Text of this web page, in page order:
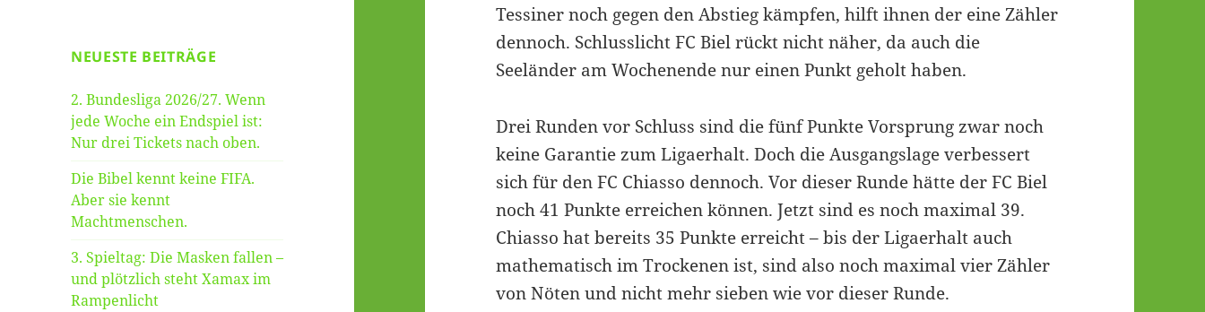
NEUESTE BEITRÄGE
2. Bundesliga 2026/27. Wenn
jede Woche ein Endspiel ist:
Nur drei Tickets nach oben.
Die Bibel kennt keine FIFA.
Aber sie kennt
Machtmenschen.
3. Spieltag: Die Masken fallen –
und plötzlich steht Xamax im
Rampenlicht
Tessiner noch gegen den Abstieg kämpfen, hilft ihnen der eine Zähler
dennoch. Schlusslicht FC Biel rückt nicht näher, da auch die
Seeländer am Wochenende nur einen Punkt geholt haben.
Drei Runden vor Schluss sind die fünf Punkte Vorsprung zwar noch
keine Garantie zum Ligaerhalt. Doch die Ausgangslage verbessert
sich für den FC Chiasso dennoch. Vor dieser Runde hätte der FC Biel
noch 41 Punkte erreichen können. Jetzt sind es noch maximal 39.
Chiasso hat bereits 35 Punkte erreicht – bis der Ligaerhalt auch
mathematisch im Trockenen ist, sind also noch maximal vier Zähler
von Nöten und nicht mehr sieben wie vor dieser Runde.